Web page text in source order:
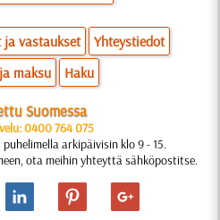
ja vastaukset
Yhteystiedot
maksu
Haku
Suomessa
0400 764 075
arkipäivisin klo 9 - 15.
ota meihin yhteyttä sähköpostitse.